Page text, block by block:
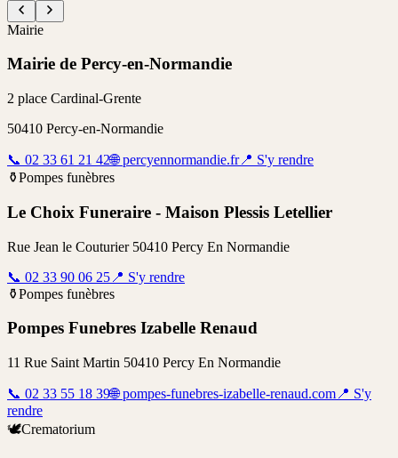
Mairie
Mairie de Percy-en-Normandie
2 place Cardinal-Grente
50410 Percy-en-Normandie
📞 02 33 61 21 42🌐 percyennormandie.fr📍 S'y rendre
⚱️Pompes funèbres
Le Choix Funeraire - Maison Plessis Letellier
Rue Jean le Couturier 50410 Percy En Normandie
📞 02 33 90 06 25 📍 S'y rendre
⚱️Pompes funèbres
Pompes Funebres Izabelle Renaud
11 Rue Saint Martin 50410 Percy En Normandie
📞 02 33 55 18 39🌐 pompes-funebres-izabelle-renaud.com 📍 S'y
rendre
🕊️Crematorium